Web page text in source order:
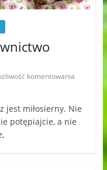
komentowania
jest miłosierny. Nie
potępiajcie, a nie